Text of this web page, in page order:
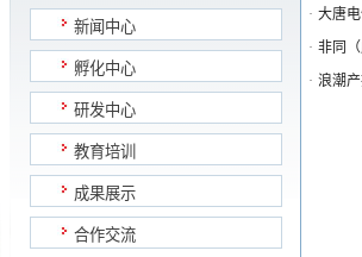
新闻中心
孵化中心
研发中心
教育培训
成果展示
合作交流
· 大唐
· 非同
· 浪潮